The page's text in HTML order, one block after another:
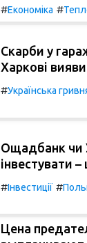
#Економіка #
Скарби у
Харкові
#Українська
Ощадбанк чи
інвестувати
#Інвестиції #
Цена